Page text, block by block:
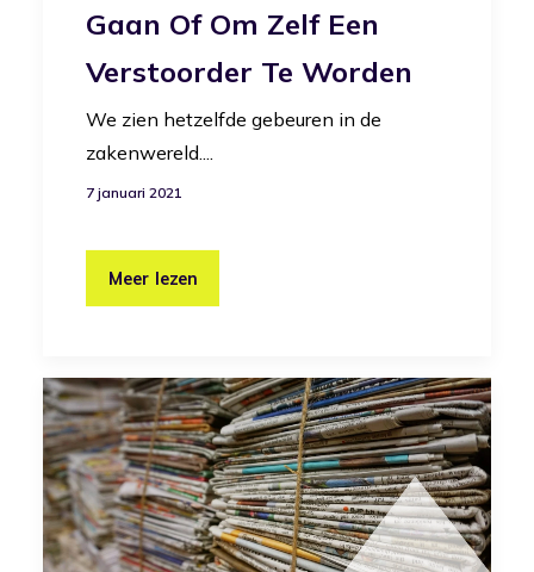
Gaan Of Om Zelf Een
Verstoorder Te Worden
We zien hetzelfde gebeuren in de
zakenwereld....
7 januari 2021
Meer lezen